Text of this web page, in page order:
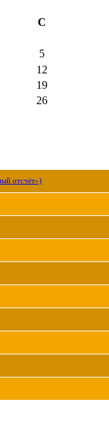
С
5
12
19
26
отсчёт»)